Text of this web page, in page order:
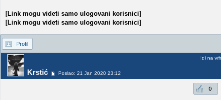
[Link mogu videti samo ulogovani korisnici]
[Link mogu videti samo ulogovani korisnici]
Profil
Krstić Poslao: 21 Jan 2020 23:12
Idi na vrh
0